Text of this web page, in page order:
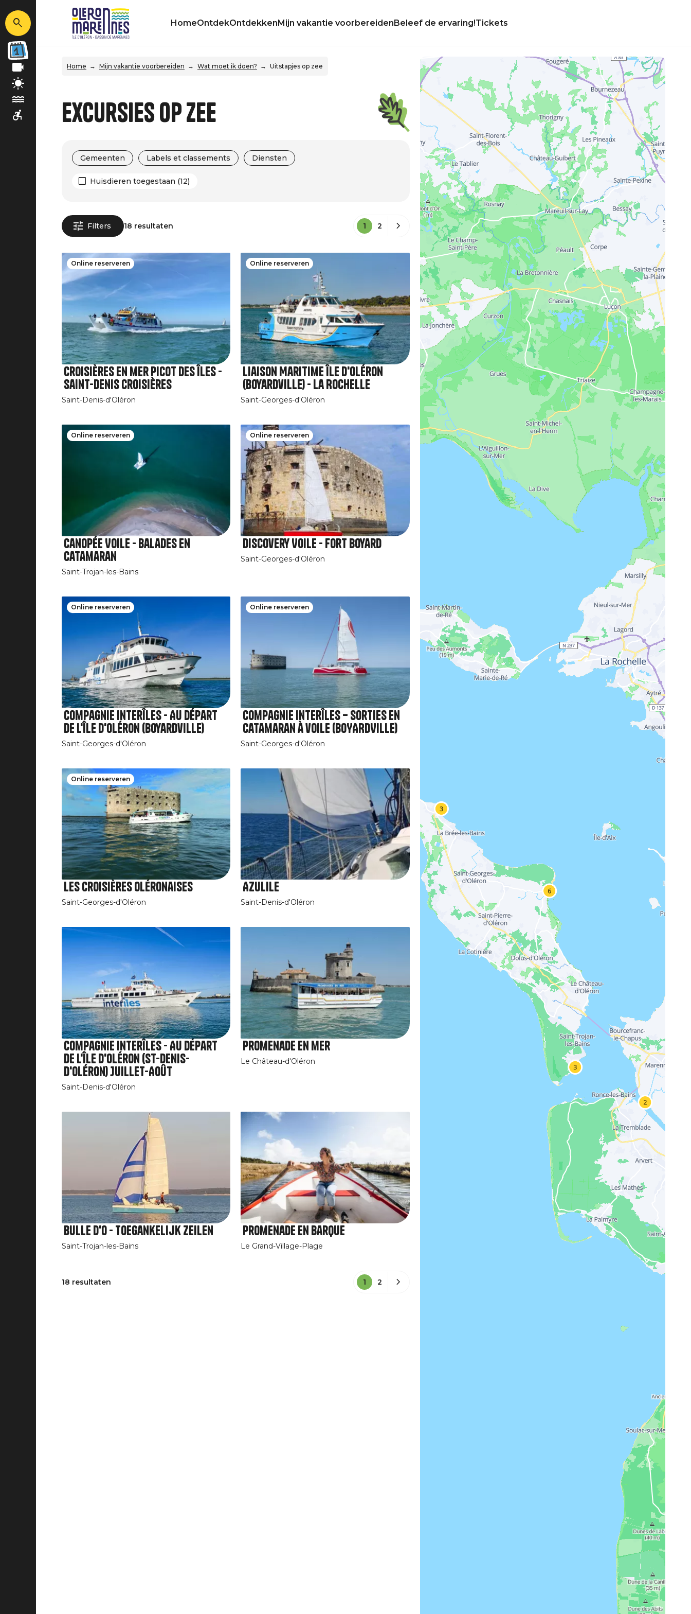
HomeOntdekOntdekkenMijn vakantie voorbereidenBeleef de ervaring!Tickets
Home Mijn vakantie voorbereiden Wat moet ik doen? Uitstapjes op zee
Excursies op zee
Gemeenten Labels et classements Diensten
Huisdieren toegestaan (12)
Filters 18 resultaten 1 2
Online reserveren
Croisières en mer Picot des îles -
Saint-Denis croisières
Saint-Denis-d'Oléron
Online reserveren
Liaison Maritime Île d'Oléron
(Boyardville) - La Rochelle
Saint-Georges-d'Oléron
Online reserveren
Canopée Voile - Balades en
catamaran
Saint-Trojan-les-Bains
Online reserveren
Discovery Voile - Fort Boyard
Saint-Georges-d'Oléron
Online reserveren
Compagnie Interîles - Au départ
de l'île d'Oléron (Boyardville)
Saint-Georges-d'Oléron
Online reserveren
Compagnie interîles – Sorties en
catamaran à voile (BOYARDVILLE)
Saint-Georges-d'Oléron
Online reserveren
Les Croisières Oléronaises
Saint-Georges-d'Oléron
Azulile
Saint-Denis-d'Oléron
Compagnie Interîles - Au départ
de l'île d'Oléron (St-Denis-
d'Oléron) Juillet-Août
Saint-Denis-d'Oléron
Promenade en mer
Le Château-d'Oléron
Bulle d'O - Toegankelijk zeilen
Saint-Trojan-les-Bains
Promenade en barque
Le Grand-Village-Plage
18 resultaten 1 2